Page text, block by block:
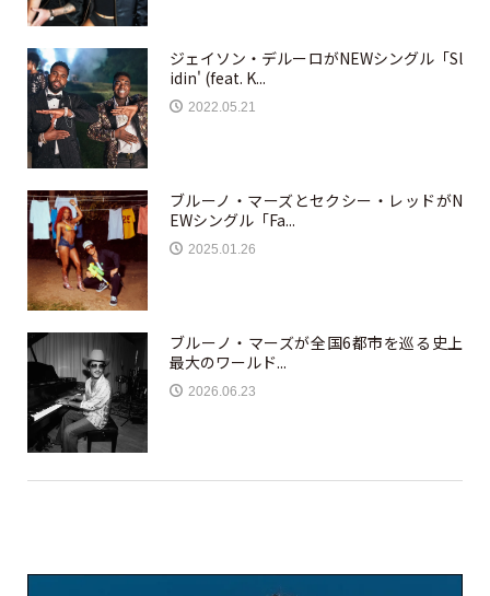
ジェイソン・デルーロがNEWシングル「Sl
idin' (feat. K...
2022.05.21
ブルーノ・マーズとセクシー・レッドがN
EWシングル「Fa...
2025.01.26
ブルーノ・マーズが全国6都市を巡る史上
最大のワールド...
2026.06.23